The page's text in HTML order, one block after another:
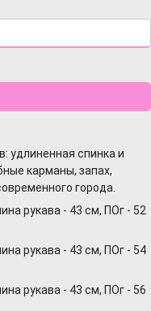
удлиненная спинка и
карманы, запах,
города.
рукава - 43 см, ПОг - 52
рукава - 43 см, ПОг - 54
рукава - 43 см, ПОг - 56